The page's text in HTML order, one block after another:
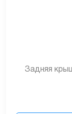
Задняя